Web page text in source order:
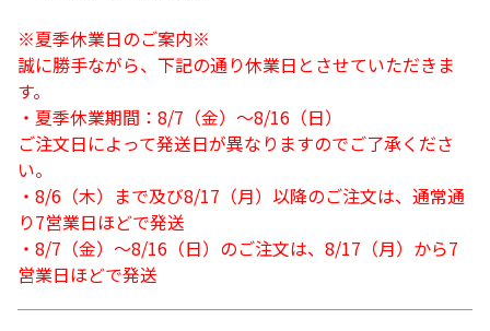
※夏季休業日のご案内※
誠に勝手ながら、下記の通り休業日とさせていただきま
す。
・夏季休業期間：8/7（金）～8/16（日）
ご注文日によって発送日が異なりますのでご了承くださ
い。
・8/6（木）まで及び8/17（月）以降のご注文は、通常通
り7営業日ほどで発送
・8/7（金）～8/16（日）のご注文は、8/17（月）から7
営業日ほどで発送